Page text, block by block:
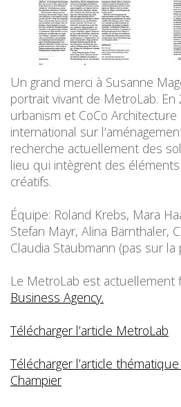
Un grand merci à Susanne
portrait vivant de MetroLab.
urbanism et CoCo
international sur
recherche actuellement des
lieu qui intègrent des
créatifs.
Équipe: Roland Krebs, Mara
Stefan Mayr, Alina Bärnthaler,
Claudia Staubmann (pas sur la
Le MetroLab est actuellement
Business Agency.
Télécharger l’article MetroLab
Télécharger l’article
Champier